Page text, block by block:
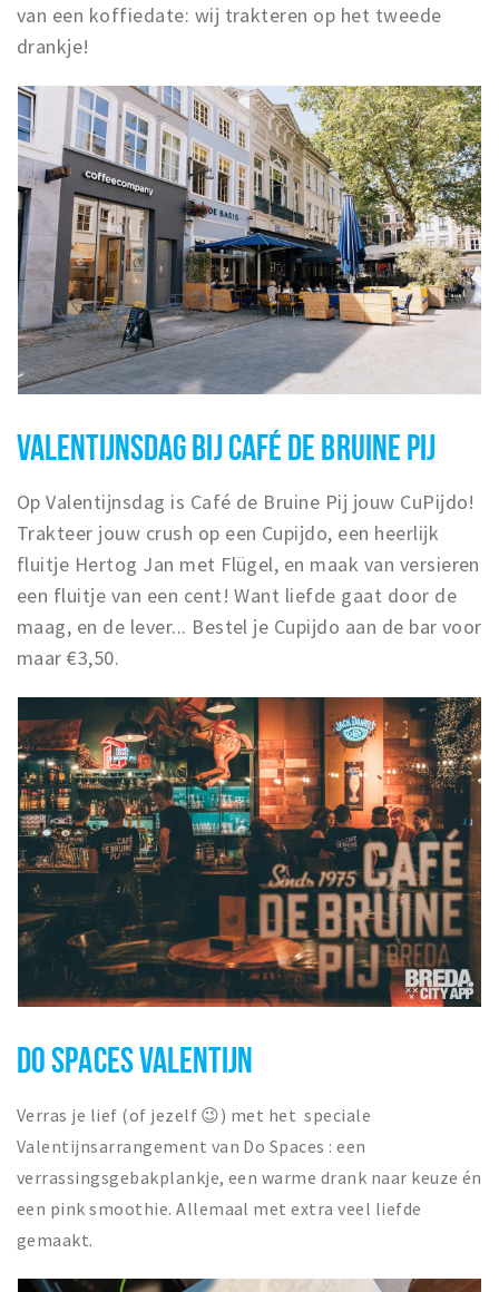
van een koffiedate: wij trakteren op het tweede
drankje!
VALENTIJNSDAG BIJ CAFÉ DE BRUINE PIJ
Op Valentijnsdag is Café de Bruine Pij jouw CuPijdo!
Trakteer jouw crush op een Cupijdo, een heerlijk
fluitje Hertog Jan met Flügel, en maak van versieren
een fluitje van een cent! Want liefde gaat door de
maag, en de lever... Bestel je Cupijdo aan de bar voor
maar €3,50.
DO SPACES VALENTIJN
Verras je lief (of jezelf 😉) met het speciale
Valentijnsarrangement van Do Spaces : een
verrassingsgebakplankje, een warme drank naar keuze én
een pink smoothie. Allemaal met extra veel liefde
gemaakt.